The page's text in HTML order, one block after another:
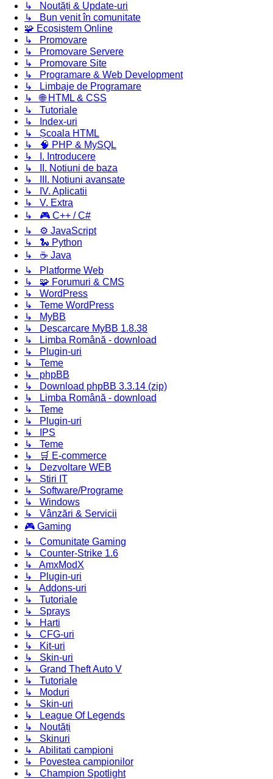
↳ Noutăți & Update-uri
↳ Bun venit în comunitate
🧩 Ecosistem Online
↳ Promovare
↳ Promovare Servere
↳ Promovare Site
↳ Programare & Web Development
↳ Limbaje de Programare
↳ 🌐 HTML & CSS
↳ Tutoriale
↳ Index-uri
↳ Școala HTML
↳ 🧠 PHP & MySQL
↳ I. Introducere
↳ II. Notiuni de baza
↳ III. Notiuni avansate
↳ IV. Aplicatii
↳ V. Extra
↳ 🎮 C++ / C#
↳ ⚙️ JavaScript
↳ 🐍 Python
↳ ☕ Java
↳ Platforme Web
↳ 🧩 Forumuri & CMS
↳ WordPress
↳ Teme WordPress
↳ MyBB
↳ Descarcare MyBB 1.8.38
↳ Limba Română - download
↳ Plugin-uri
↳ Teme
↳ phpBB
↳ Download phpBB 3.3.14 (zip)
↳ Limba Română - download
↳ Teme
↳ Plugin-uri
↳ IPS
↳ Teme
↳ 🛒 E-commerce
↳ Dezvoltare WEB
↳ Știri IT
↳ Software/Programe
↳ Windows
↳ Vânzări & Servicii
🎮 Gaming
↳ Comunitate Gaming
↳ Counter-Strike 1.6
↳ AmxModX
↳ Plugin-uri
↳ Addons-uri
↳ Tutoriale
↳ Sprays
↳ Harti
↳ CFG-uri
↳ Kit-uri
↳ Skin-uri
↳ Grand Theft Auto V
↳ Tutoriale
↳ Moduri
↳ Skin-uri
↳ League Of Legends
↳ Noutăți
↳ Skinuri
↳ Abilitati campioni
↳ Povestea campionilor
↳ Champion Spotlight